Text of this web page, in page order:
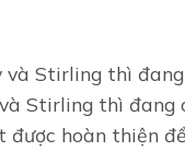
Stirling thì đang
hoàn thiện